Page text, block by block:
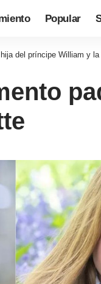
Popular
del príncipe William y